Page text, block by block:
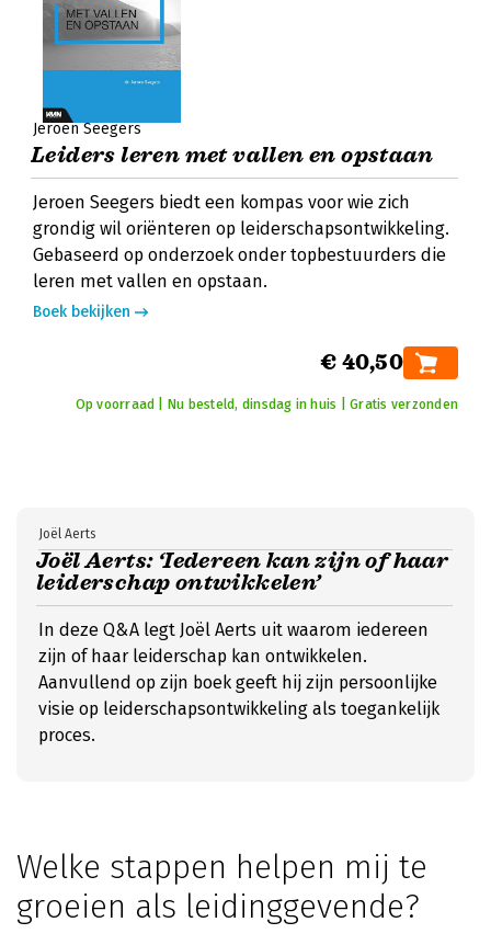
Jeroen Seegers
Leiders leren met vallen en opstaan
Jeroen Seegers biedt een kompas voor wie zich
grondig wil oriënteren op leiderschapsontwikkeling.
Gebaseerd op onderzoek onder topbestuurders die
leren met vallen en opstaan.
Boek bekijken
€ 40,50
Op voorraad | Nu besteld, dinsdag in huis | Gratis verzonden
Joël Aerts: ‘Iedereen kan zijn of haar
leiderschap ontwikkelen’
Joël Aerts
In deze Q&A legt Joël Aerts uit waarom iedereen
zijn of haar leiderschap kan ontwikkelen.
Aanvullend op zijn boek geeft hij zijn persoonlijke
visie op leiderschapsontwikkeling als toegankelijk
proces.
Welke stappen helpen mij te
groeien als leidinggevende?